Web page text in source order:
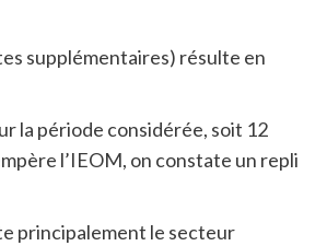
supplémentaires) résulte en
la période considérée, soit 12
l’IEOM, on constate un repli
principalement le secteur